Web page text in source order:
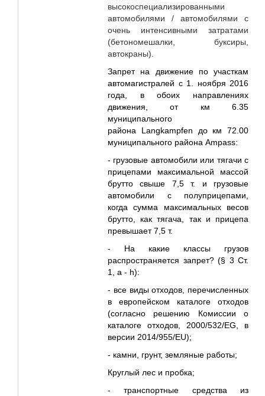
высокоспециализированными
автомобилями / автомобилями с
очень интенсивными затратами
(бетономешалки, буксиры,
автокраны).
Запрет на движение по участкам
автомагистралей с 1. ноября 2016
года, в обоих направлениях
движения, от км 6.35
муниципального
района Langkampfen до км 72.00
муниципального района Ampass:
- грузовые автомобили или тягачи с
прицепами максимальной массой
брутто свыше 7,5 т. и грузовые
автомобили с полуприцепами,
когда сумма максимальных весов
брутто, как тягача, так и прицепа
превышает 7,5 т.
- На какие классы грузов
распространяется запрет? (§ 3 Ст.
1, a - h):
- все виды отходов, перечисленных
в европейском каталоге отходов
(согласно решению Комиссии о
каталоге отходов, 2000/532/EG, в
версии 2014/955/ЕU);
- камни, грунт, земляные работы;
Круглый лес и пробка;
- транспортные средства из